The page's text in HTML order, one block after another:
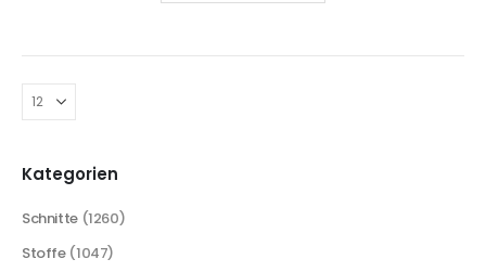
Kategorien
Schnitte (1260)
Stoffe (1047)